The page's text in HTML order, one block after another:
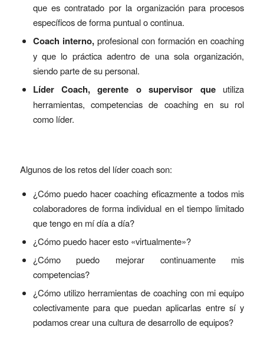
que es contratado por la organización para procesos
específicos de forma puntual o continua.
Coach interno, profesional con formación en coaching
y que lo práctica adentro de una sola organización,
siendo parte de su personal.
Líder Coach, gerente o supervisor que utiliza
herramientas, competencias de coaching en su rol
como líder.
Algunos de los retos del líder coach son:
¿Cómo puedo hacer coaching eficazmente a todos mis
colaboradores de forma individual en el tiempo limitado
que tengo en mí día a día?
¿Cómo puedo hacer esto «virtualmente»?
¿Cómo puedo mejorar continuamente mis
competencias?
¿Cómo utilizo herramientas de coaching con mi equipo
colectivamente para que puedan aplicarlas entre sí y
podamos crear una cultura de desarrollo de equipos?